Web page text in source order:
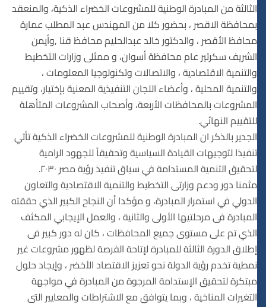
الثالثة من المبادرة الوطنية للمشروعات الخضراء الذكية، والمنعقد
بمحافظة الاقصر ، بحضور كلا من المهندس عبد المطلب عمارة
محافظ الأقصر ، والدكتور خالد عبدالحليم محافظ قنا ,وأيمن
الشريف سكرتير عام محافظة أسوان، و ممثلى وزارات التخطيط
والتنمية الاقتصادية ، والاتصالات وتكنولوجيا المعلومات ،
والتنمية المحلية ، وأعضاء اللجان التنفيذية المعنية بإختيار، وتقييم
المشروعات بالمحافظات الأربعة، وأصحاب المشروعات المتأهلة
للتقييم النهائي.
الجدير بالذكر ان المبادرة الوطنية للمشروعات الخضراء الذكية تأتي
تنفيذا لتوجيهات القيادة السياسية وتحقيقاً للجهود الرامية
لتحقيق التنمية المستدامة في سياق تنفيذ رؤية مصر ٢٠٣٠.
مثمنا دور ودعم وزارتى التخطيط والتنمية الاقتصادية والتعاون
الدولي في استمرار المبادرة، و مؤكدا أن النجاح الكبير الذي حققته
المبادرة فى مرحلتيها الأولى والثانية ، والعمل الإيجابي المكثف
الذي تم على مستوى جميع المحافظات ، كان له دور كبير فى
إطلاق الدورة الثالثة للمبادرة لإتاحة الفرصة لظهور مشروعات غير
نمطية تخدم رؤية الدولة نحو تعزيز الاقتصاد الأخضر ، وإيجاد حلول
مبتكرة لتحقيق الإستدامة المرجوة من المبادرة في مواجهة
التغيرات المناخية ، وبما يتوافق مع الاشتراطات والمعايير التى